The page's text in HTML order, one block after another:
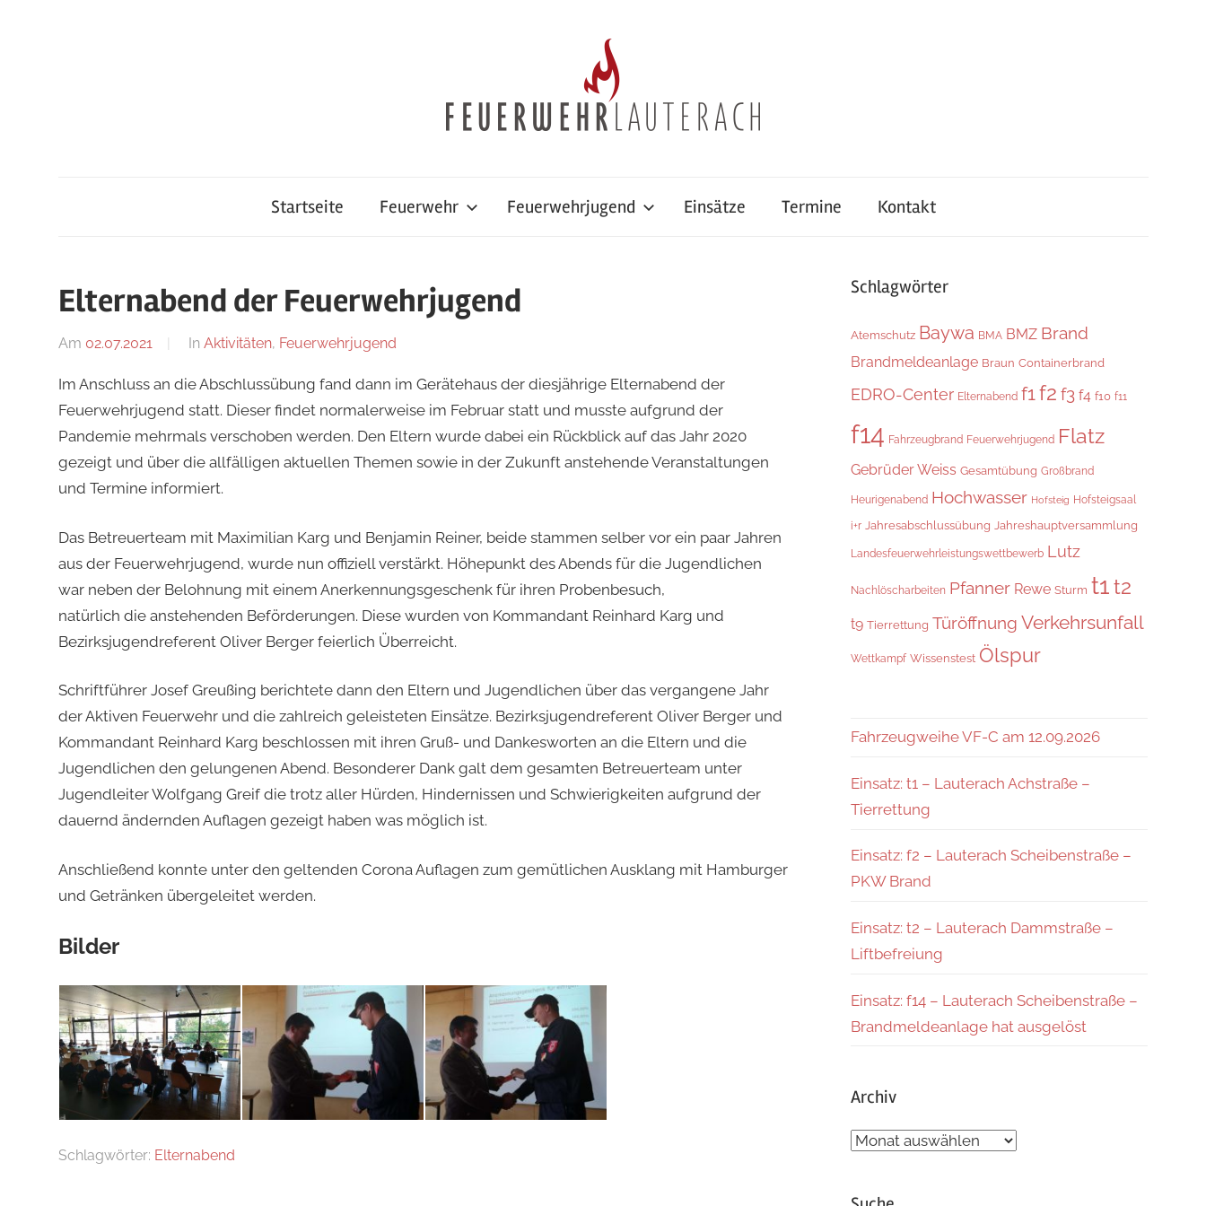
Startseite Feuerwehr Feuerwehrjugend Einsätze Termine Kontakt
Elternabend der Feuerwehrjugend
Am 02.07.2021
Von
In Aktivitäten, Feuerwehrjugend
Im Anschluss an die Abschlussübung fand dann im Gerätehaus der diesjährige Elternabend der
Feuerwehrjugend statt. Dieser findet normalerweise im Februar statt und musste aufgrund der
Pandemie mehrmals verschoben werden. Den Eltern wurde dabei ein Rückblick auf das Jahr 2020
gezeigt und über die allfälligen aktuellen Themen sowie in der Zukunft anstehende Veranstaltungen
und Termine informiert.
Das Betreuerteam mit Maximilian Karg und Benjamin Reiner, beide stammen selber vor ein paar Jahren
aus der Feuerwehrjugend, wurde nun offiziell verstärkt. Höhepunkt des Abends für die Jugendlichen
war neben der Belohnung mit einem Anerkennungsgeschenk für ihren Probenbesuch,
natürlich die anstehenden Beförderungen. Diese wurden von Kommandant Reinhard Karg und
Bezirksjugendreferent Oliver Berger feierlich Überreicht.
Schriftführer Josef Greußing berichtete dann den Eltern und Jugendlichen über das vergangene Jahr
der Aktiven Feuerwehr und die zahlreich geleisteten Einsätze. Bezirksjugendreferent Oliver Berger und
Kommandant Reinhard Karg beschlossen mit ihren Gruß- und Dankesworten an die Eltern und die
Jugendlichen den gelungenen Abend. Besonderer Dank galt dem gesamten Betreuerteam unter
Jugendleiter Wolfgang Greif die trotz aller Hürden, Hindernissen und Schwierigkeiten aufgrund der
dauernd ändernden Auflagen gezeigt haben was möglich ist.
Anschließend konnte unter den geltenden Corona Auflagen zum gemütlichen Ausklang mit Hamburger
und Getränken übergeleitet werden.
Bilder
Schlagwörter: Elternabend
Schlagwörter
Atemschutz Baywa BMA BMZ Brand
Brandmeldeanlage Braun Containerbrand
EDRO-Center Elternabend f1f2 f3 f4 f10 f11
f14 Fahrzeugbrand Feuerwehrjugend Flatz
Gebrüder Weiss Gesamtübung Großbrand
Heurigenabend Hochwasser Hofsteig Hofsteigsaal
i+r Jahresabschlussübung Jahreshauptversammlung
Landesfeuerwehrleistungswettbewerb Lutz
Nachlöscharbeiten Pfanner Rewe Sturm t1t2
t9 Tierrettung Türöffnung Verkehrsunfall
Wettkampf Wissenstest Ölspur
Fahrzeugweihe VF-C am 12.09.2026
Einsatz: t1 – Lauterach Achstraße –
Tierrettung
Einsatz: f2 – Lauterach Scheibenstraße –
PKW Brand
Einsatz: t2 – Lauterach Dammstraße –
Liftbefreiung
Einsatz: f14 – Lauterach Scheibenstraße –
Brandmeldeanlage hat ausgelöst
Archiv
Archiv